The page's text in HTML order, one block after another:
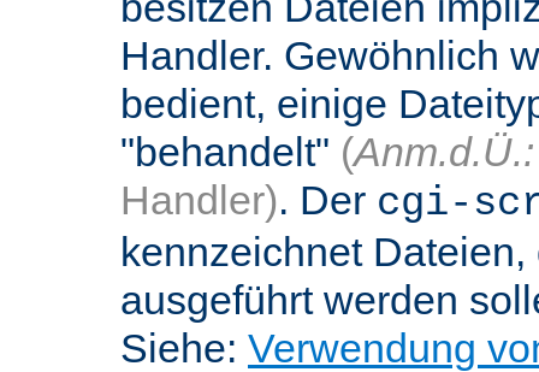
Handler. Gewöhnlich
bedient, einige
"behandelt" (Anm.d.Ü.:
Handler). Der cgi-
kennzeichnet
ausgeführt werden
Siehe: Verwendung